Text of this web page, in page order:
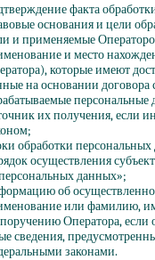
факта
основания и цели
и применяемые
и место
которые имеют
на основании договора
их получения, если
обработки
осуществления
данных»;
об
или фамилию,
Оператора, если
сведения,
законами.